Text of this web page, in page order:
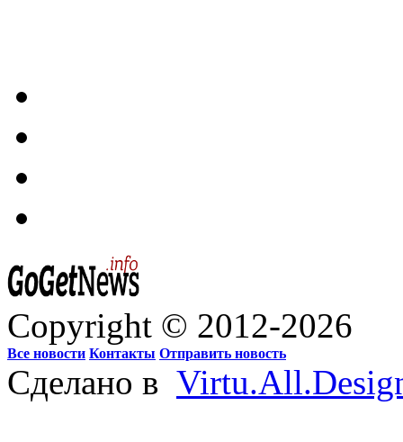
Copyright © 2012-2026
Все новости Контакты Отправить новость
Сделано в